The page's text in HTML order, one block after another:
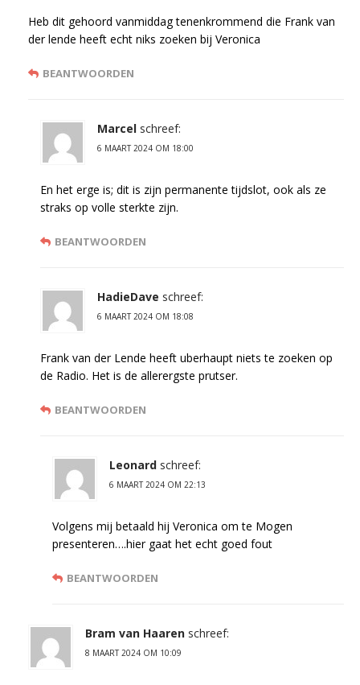
Heb dit gehoord vanmiddag tenenkrommend die Frank van
der lende heeft echt niks zoeken bij Veronica
BEANTWOORDEN
Marcel schreef:
6 MAART 2024 OM 18:00
En het erge is; dit is zijn permanente tijdslot, ook als ze
straks op volle sterkte zijn.
BEANTWOORDEN
HadieDave schreef:
6 MAART 2024 OM 18:08
Frank van der Lende heeft uberhaupt niets te zoeken op
de Radio. Het is de allerergste prutser.
BEANTWOORDEN
Leonard schreef:
6 MAART 2024 OM 22:13
Volgens mij betaald hij Veronica om te Mogen
presenteren….hier gaat het echt goed fout
BEANTWOORDEN
Bram van Haaren schreef:
8 MAART 2024 OM 10:09